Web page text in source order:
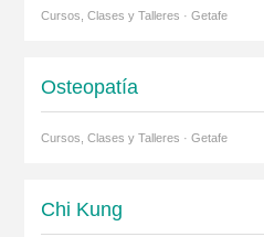
Cursos, Clases y Talleres · Getafe
Osteopatía
Cursos, Clases y Talleres · Getafe
Chi Kung